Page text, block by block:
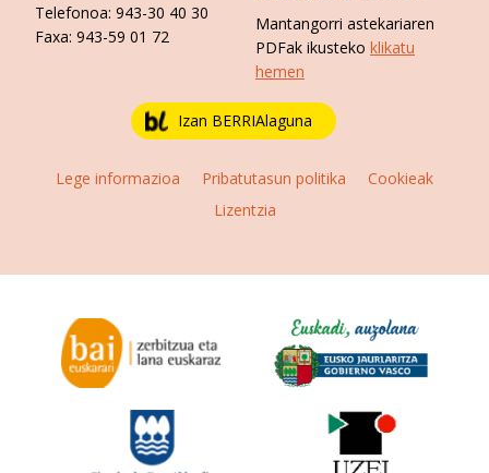
Telefonoa: 943-30 40 30
Faxa: 943-59 01 72
Mantangorri astekariaren
PDFak ikusteko klikatu
hemen
Izan BERRIAlaguna
Lege informazioa Pribatutasun politika
Cookieak
Lizentzia